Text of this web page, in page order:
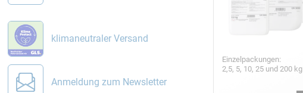
klimaneutraler Versand
Anmeldung zum Newsletter
Einzelpackungen:
2,5, 5, 10, 25 und 200 kg